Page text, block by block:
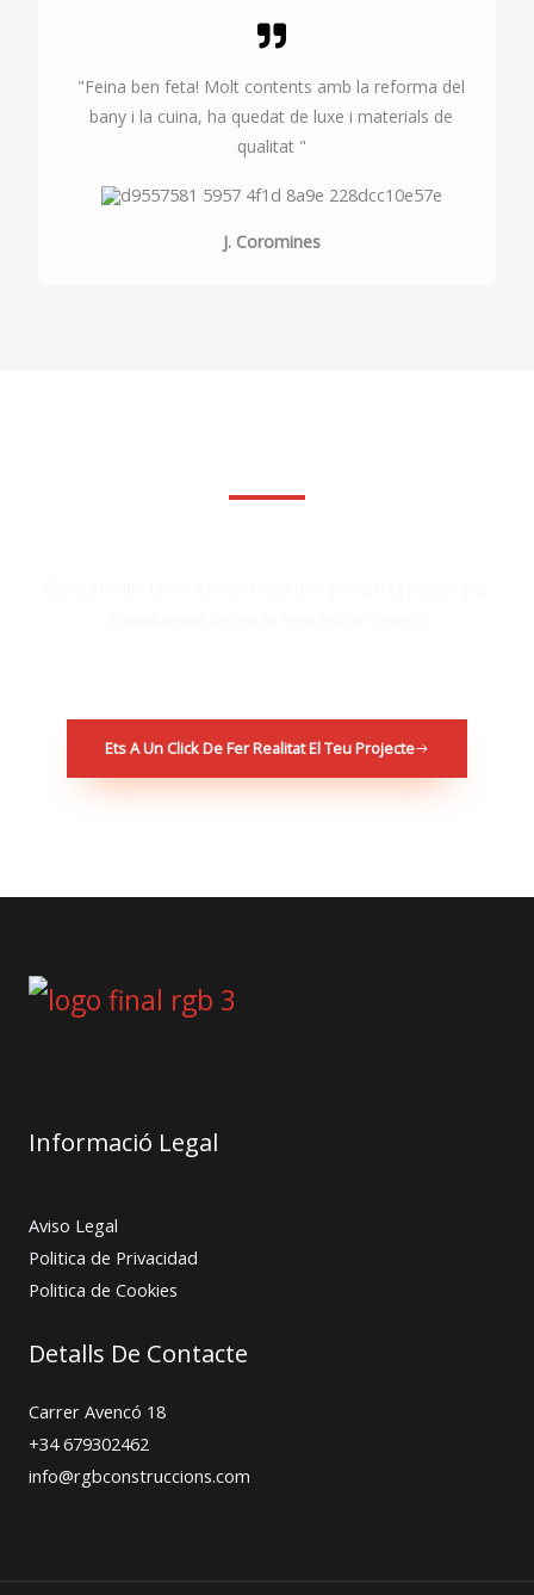
"Feina ben feta! Molt contents amb la reforma del
bany i la cuina, ha quedat de luxe i materials de
qualitat "
J. Coromines
Ets A Un Click De Fer Realitat El Teu Projecte
Informació Legal
Aviso Legal
Politica de Privacidad
Politica de Cookies
Detalls De Contacte
Carrer Avencó 18
+34 679302462
info@rgbconstruccions.com